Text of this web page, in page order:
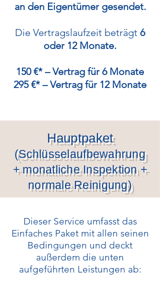
an den Eigentümer gesendet.
Die Vertragslaufzeit beträgt 6
oder 12 Monate.
150 €* – Vertrag für 6 Monate
295 €* – Vertrag für 12 Monate​
Hauptpaket
(Schlüsselaufbewahrung
+ monatliche Inspektion +
normale Reinigung)
Dieser Service umfasst das
Einfaches Paket mit allen seinen
Bedingungen und deckt
außerdem die unten
aufgeführten Leistungen ab: